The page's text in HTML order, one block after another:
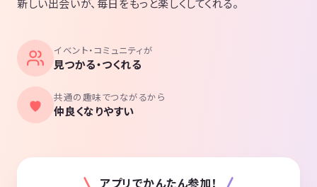
イベント・コミュニティが
見つかる・つくれる
共通の趣味でつながるから
仲良くなりやすい
アプリでかんたん参加！